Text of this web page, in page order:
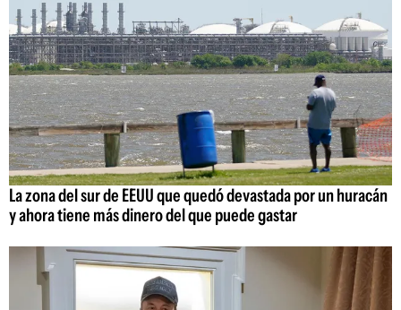
La zona del sur de EEUU que quedó devastada por un huracán
y ahora tiene más dinero del que puede gastar